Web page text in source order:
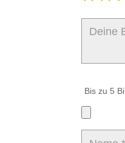
Bis zu 5